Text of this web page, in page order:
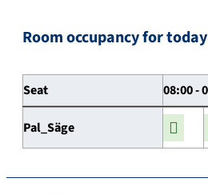
Room occupancy for today
Seat 08:00 -
Pal_Säge